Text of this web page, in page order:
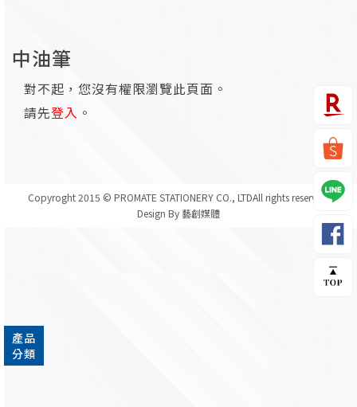
產品
分類
中油筆
對不起，您沒有權限瀏覽此頁面。
請先登入 。
Copyroght 2015 © PROMATE STATIONERY CO., LTDAll rights reserved.
Design By 藝創媒體